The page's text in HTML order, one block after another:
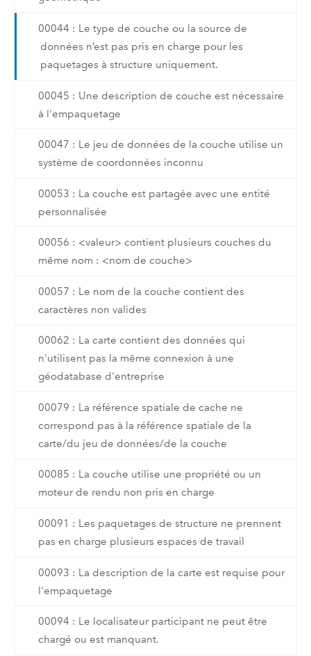
00044 : Le type de couche ou la source de
données n’est pas pris en charge pour les
paquetages à structure uniquement.
00045 : Une description de couche est nécessaire
à l'empaquetage
00047 : Le jeu de données de la couche utilise un
système de coordonnées inconnu
00053 : La couche est partagée avec une entité
personnalisée
00056 : <valeur> contient plusieurs couches du
même nom : <nom de couche>
00057 : Le nom de la couche contient des
caractères non valides
00062 : La carte contient des données qui
n'utilisent pas la même connexion à une
géodatabase d'entreprise
00079 : La référence spatiale de cache ne
correspond pas à la référence spatiale de la
carte/du jeu de données/de la couche
00085 : La couche utilise une propriété ou un
moteur de rendu non pris en charge
00091 : Les paquetages de structure ne prennent
pas en charge plusieurs espaces de travail
00093 : La description de la carte est requise pour
l'empaquetage
00094 : Le localisateur participant ne peut être
chargé ou est manquant.